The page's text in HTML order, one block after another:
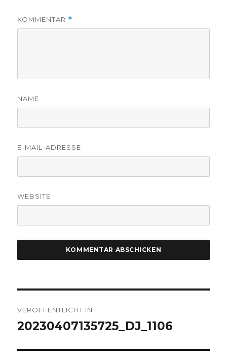
KOMMENTAR *
NAME
E-MAIL-ADRESSE
WEBSITE
VERÖFFENTLICHT IN
20230407135725_DJ_1106